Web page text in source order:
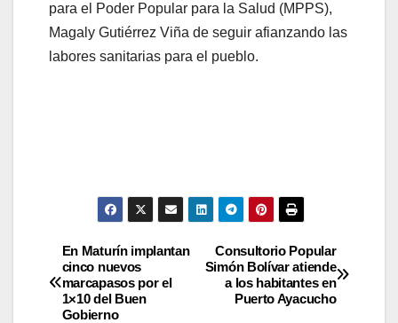
para el Poder Popular para la Salud (MPPS),
Magaly Gutiérrez Viña de seguir afianzando las
labores sanitarias para el pueblo.
Consultorio Popular
Simón Bolívar atiende
a los habitantes en
Puerto Ayacucho
En Maturín implantan
cinco nuevos
marcapasos por el
1×10 del Buen
Gobierno